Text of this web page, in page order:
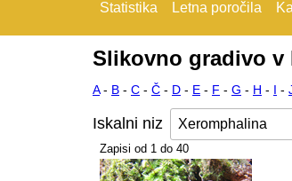
Statistika Letna poročila
Slikovno gradivo
A- B - C - Č - D - E - F - G - H - I -
Iskalni niz
Zapisi od 1 do 40